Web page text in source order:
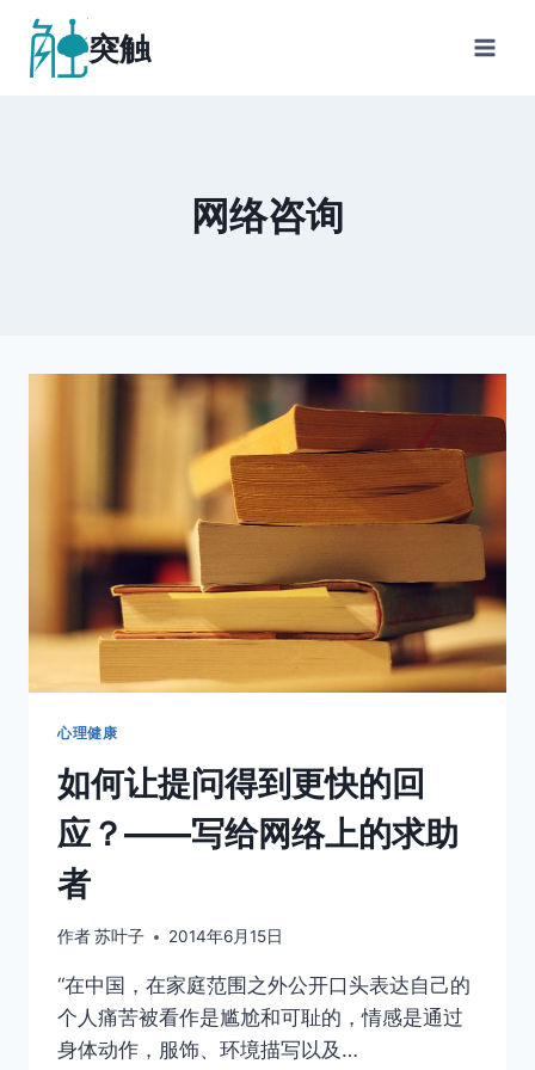
突触
网络咨询
心理健康
如何让提问得到更快的回
应？——写给网络上的求助
者
作者苏叶子 2014年6月15日
“在中国，在家庭范围之外公开口头表达自己的
个人痛苦被看作是尴尬和可耻的，情感是通过
身体动作，服饰、环境描写以及…